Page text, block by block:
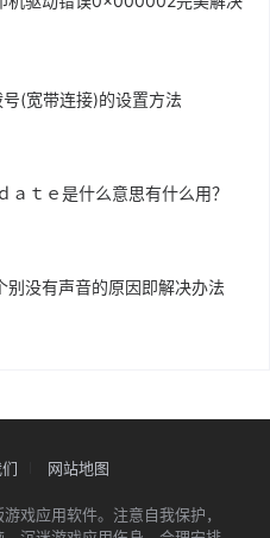
(宽带连接)的设置方法
ａｔｅ是什么意思有什么用？
没有声音的原因即解决办法
网站地图
戏应用软件。注意自我保护，